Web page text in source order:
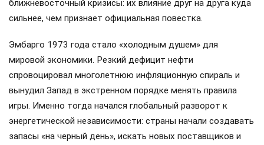
ближневосточный кризисы: их влияние друг на друга куда
сильнее, чем признает официальная повестка.
Эмбарго 1973 года стало «холодным душем» для
мировой экономики. Резкий дефицит нефти
спровоцировал многолетнюю инфляционную спираль и
вынудил Запад в экстренном порядке менять правила
игры. Именно тогда начался глобальный разворот к
энергетической независимости: страны начали создавать
запасы «на черный день», искать новых поставщиков и